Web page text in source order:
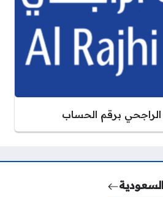
الراجحي برقم الحساب